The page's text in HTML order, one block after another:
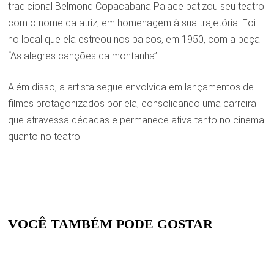
tradicional Belmond Copacabana Palace batizou seu teatro
com o nome da atriz, em homenagem à sua trajetória. Foi
no local que ela estreou nos palcos, em 1950, com a peça
“As alegres canções da montanha”.
Além disso, a artista segue envolvida em lançamentos de
filmes protagonizados por ela, consolidando uma carreira
que atravessa décadas e permanece ativa tanto no cinema
quanto no teatro.
VOCÊ TAMBÉM PODE GOSTAR